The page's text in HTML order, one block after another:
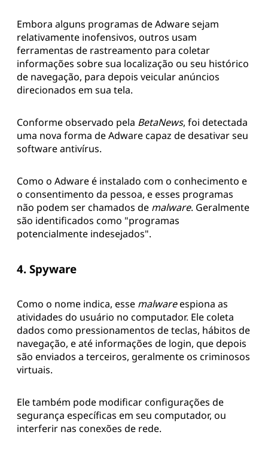
Embora alguns programas de Adware sejam
relativamente inofensivos, outros usam
ferramentas de rastreamento para coletar
informações sobre sua localização ou seu histórico
de navegação, para depois veicular anúncios
direcionados em sua tela.
Conforme observado pela BetaNews, foi detectada
uma nova forma de Adware capaz de desativar seu
software antivírus.
Como o Adware é instalado com o conhecimento e
o consentimento da pessoa, e esses programas
não podem ser chamados de malware. Geralmente
são identificados como "programas
potencialmente indesejados".
4. Spyware
Como o nome indica, esse malwareespiona as
atividades do usuário no computador. Ele coleta
dados como pressionamentos de teclas, hábitos de
navegação, e até informações de login, que depois
são enviados a terceiros, geralmente os criminosos
virtuais.
Ele também pode modificar configurações de
segurança específicas em seu computador, ou
interferir nas conexões de rede.